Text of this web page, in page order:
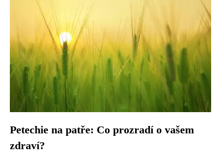
Petechie na patře: Co prozradí o vašem
zdraví?